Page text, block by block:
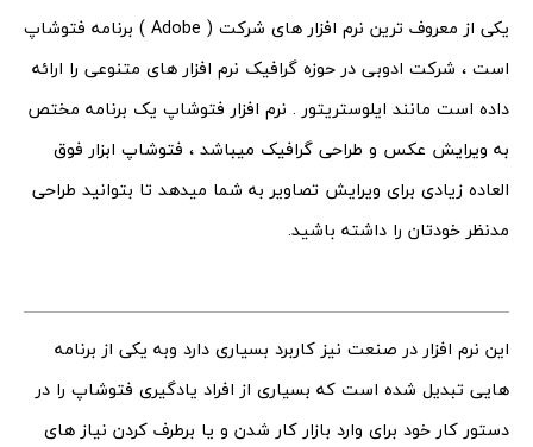
یکی از معروف ترین نرم افزار های شرکت ( Adobe ) برنامه فتوشاپ
است ، شرکت ادوبی در حوزه گرافیک نرم افزار های متنوعی را ارائه
داده است مانند ایلوستریتور . نرم افزار فتوشاپ یک برنامه مختص
به ویرایش عکس و طراحی گرافیک میباشد ، فتوشاپ ابزار فوق
العاده زیادی برای ویرایش تصاویر به شما میدهد تا بتوانید طراحی
مدنظر خودتان را داشته باشید.
این نرم افزار در صنعت نیز کاربرد بسیاری دارد وبه یکی از برنامه
هایی تبدیل شده است که بسیاری از افراد یادگیری فتوشاپ را در
دستور کار خود برای وارد بازار کار شدن و یا برطرف کردن نیاز های